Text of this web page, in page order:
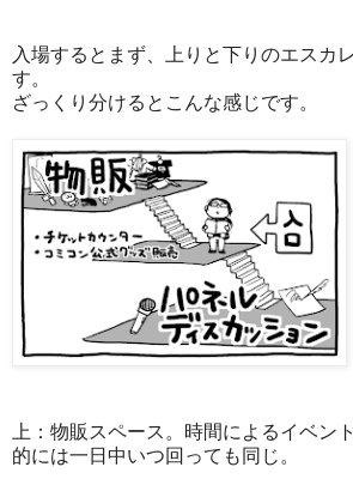
入場するとまず、上りと下りのエスカ
す。
ざっくり分けるとこんな感じです。
上：物販スペース。時間によるイベン
的には一日中いつ回っても同じ。